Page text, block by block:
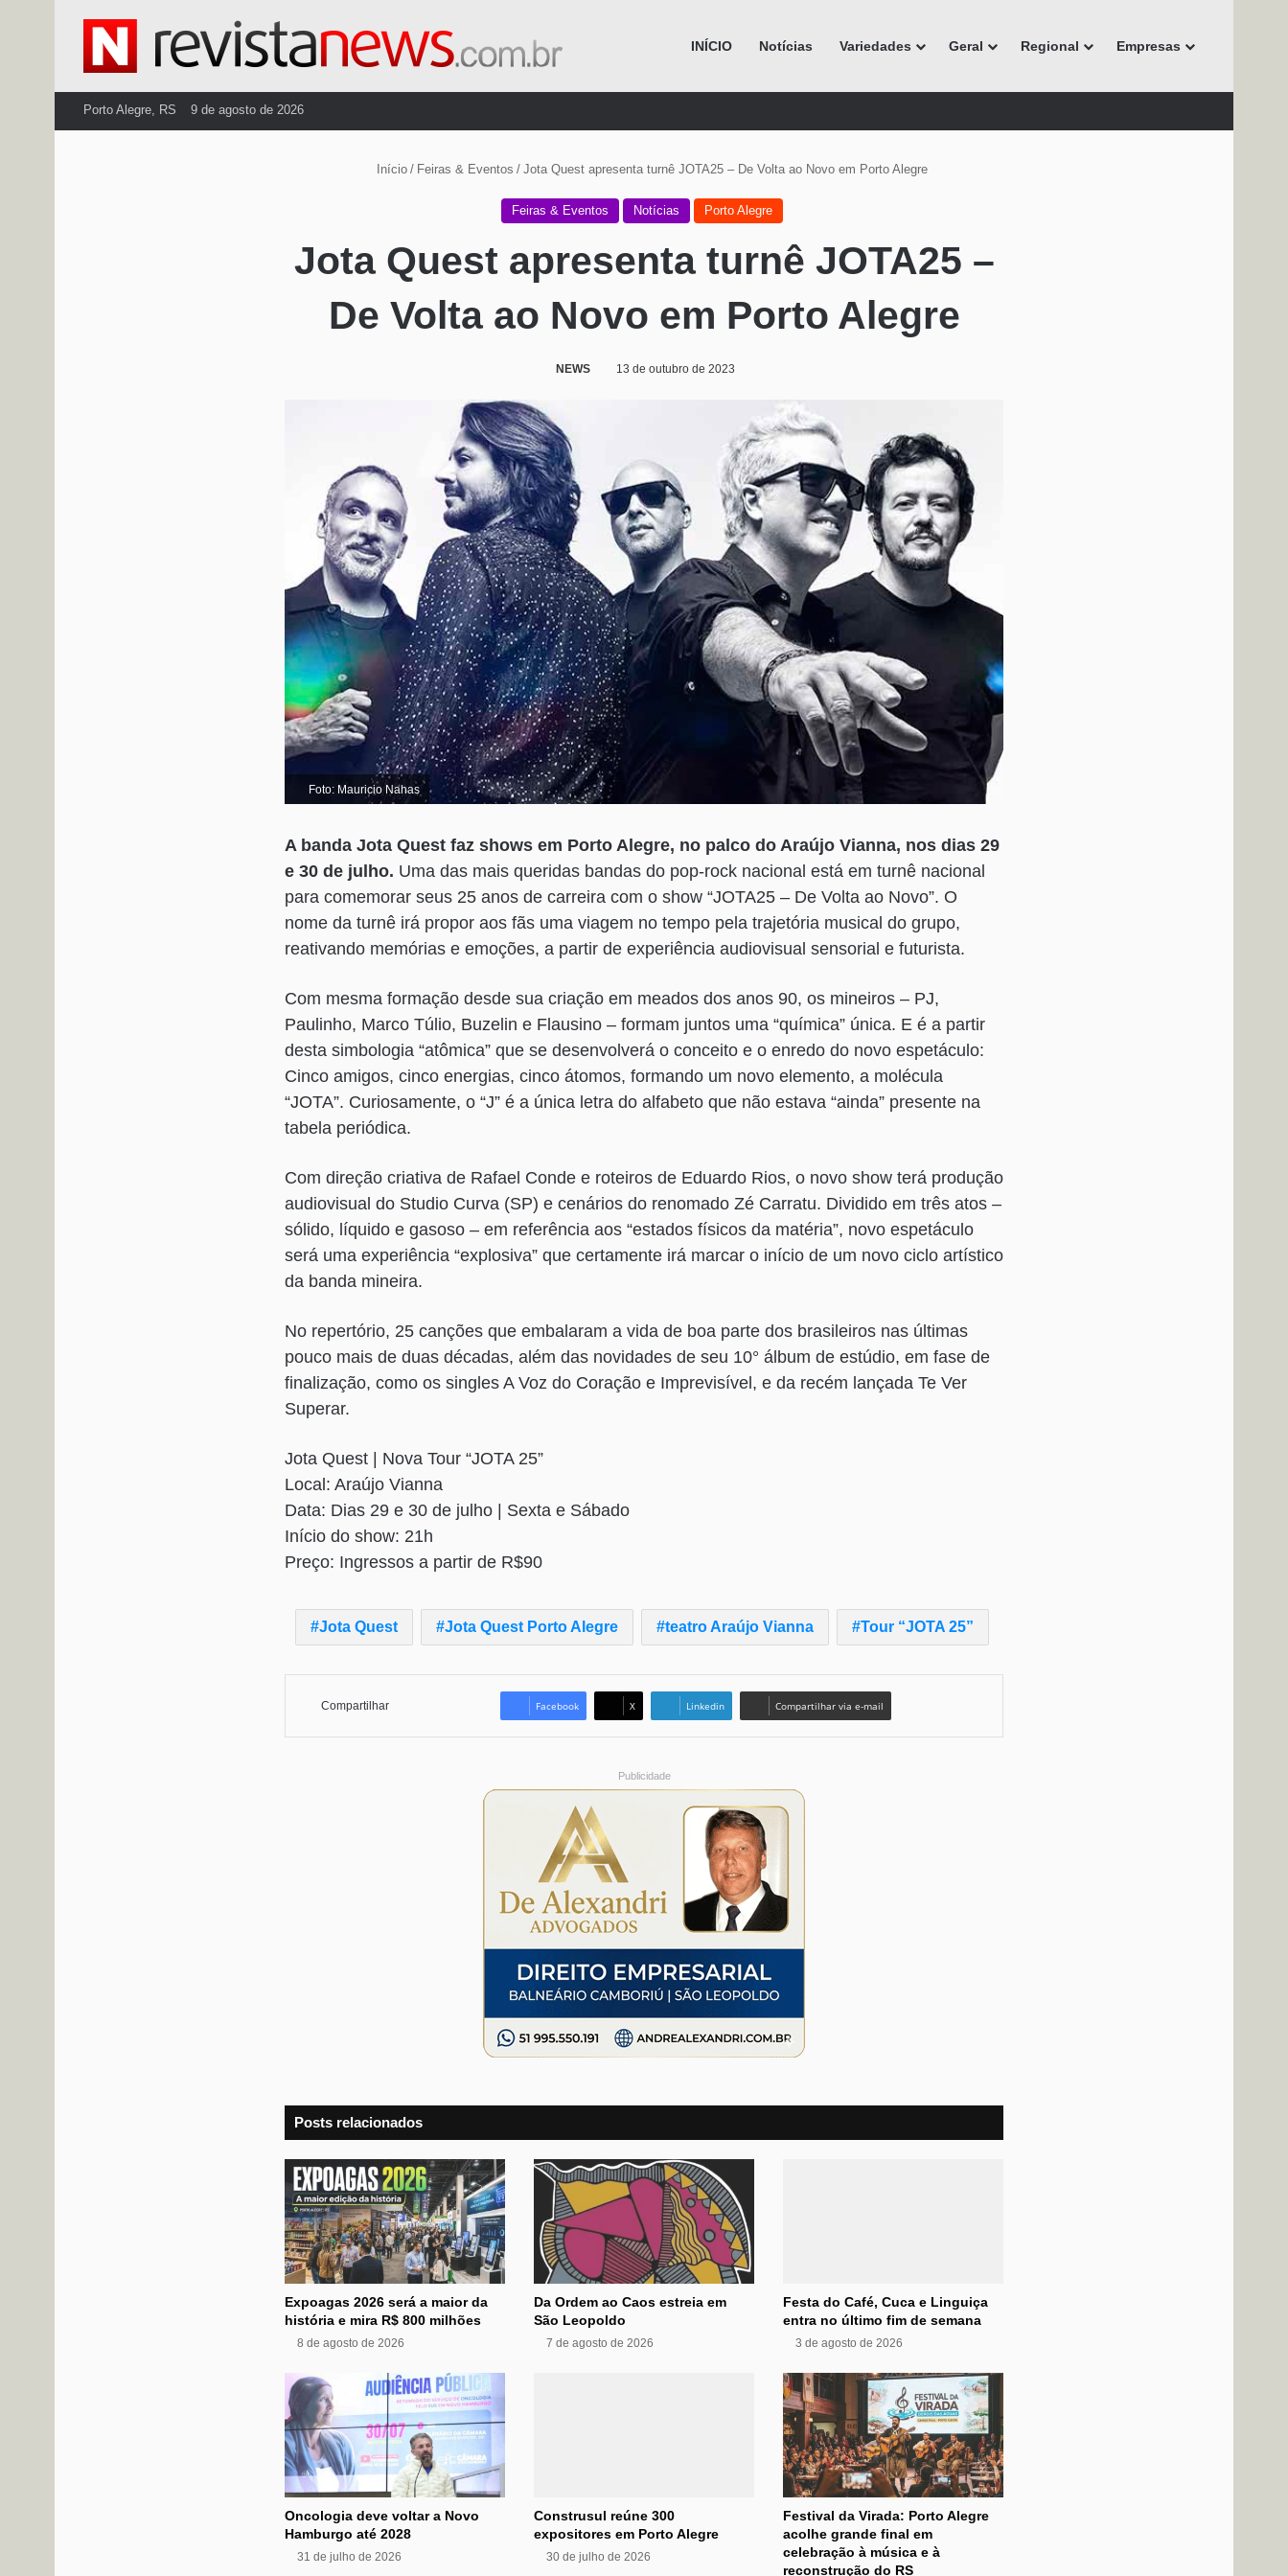
INÍCIO Notícias Variedades Geral Regional Empresas
Porto Alegre, RS 9 de agosto de 2026
Início / Feiras & Eventos / Jota Quest apresenta turnê JOTA25 – De Volta ao Novo em Porto Alegre
Feiras & Eventos Notícias Porto Alegre
Jota Quest apresenta turnê JOTA25 –
De Volta ao Novo em Porto Alegre
NEWS 13 de outubro de 2023
Foto: Mauricio Nahas
A banda Jota Quest faz shows em Porto Alegre, no palco do Araújo Vianna, nos dias 29
e 30 de julho. Uma das mais queridas bandas do pop-rock nacional está em turnê nacional
para comemorar seus 25 anos de carreira com o show “JOTA25 – De Volta ao Novo”. O
nome da turnê irá propor aos fãs uma viagem no tempo pela trajetória musical do grupo,
reativando memórias e emoções, a partir de experiência audiovisual sensorial e futurista.
Com mesma formação desde sua criação em meados dos anos 90, os mineiros – PJ,
Paulinho, Marco Túlio, Buzelin e Flausino – formam juntos uma “química” única. E é a partir
desta simbologia “atômica” que se desenvolverá o conceito e o enredo do novo espetáculo:
Cinco amigos, cinco energias, cinco átomos, formando um novo elemento, a molécula
“JOTA”. Curiosamente, o “J” é a única letra do alfabeto que não estava “ainda” presente na
tabela periódica.
Com direção criativa de Rafael Conde e roteiros de Eduardo Rios, o novo show terá produção
audiovisual do Studio Curva (SP) e cenários do renomado Zé Carratu. Dividido em três atos –
sólido, líquido e gasoso – em referência aos “estados físicos da matéria”, novo espetáculo
será uma experiência “explosiva” que certamente irá marcar o início de um novo ciclo artístico
da banda mineira.
No repertório, 25 canções que embalaram a vida de boa parte dos brasileiros nas últimas
pouco mais de duas décadas, além das novidades de seu 10° álbum de estúdio, em fase de
finalização, como os singles A Voz do Coração e Imprevisível, e da recém lançada Te Ver
Superar.
Jota Quest | Nova Tour “JOTA 25”
Local: Araújo Vianna
Data: Dias 29 e 30 de julho | Sexta e Sábado
Início do show: 21h
Preço: Ingressos a partir de R$90
Jota Quest Jota Quest Porto Alegre teatro Araújo Vianna Tour “JOTA 25”
Compartilhar Facebook X Linkedin Compartilhar via e-mail
Publicidade
Posts relacionados
Expoagas 2026 será a maior da
história e mira R$ 800 milhões
8 de agosto de 2026
Da Ordem ao Caos estreia em
São Leopoldo
7 de agosto de 2026
Festa do Café, Cuca e Linguiça
entra no último fim de semana
3 de agosto de 2026
Oncologia deve voltar a Novo
Hamburgo até 2028
31 de julho de 2026
Construsul reúne 300
expositores em Porto Alegre
30 de julho de 2026
Festival da Virada: Porto Alegre
acolhe grande final em
celebração à música e à
reconstrução do RS